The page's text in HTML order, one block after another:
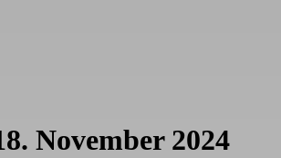
November 2024